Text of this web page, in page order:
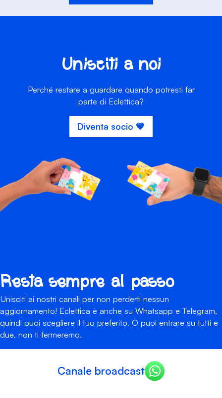
Unisciti a noi
Perché restare a guardare quando potresti far
parte di Eclettica?
Diventa socio 💙
Resta sempre al passo
Unisciti ai nostri canali per non perderti nessun
aggiornamento! Eclettica è anche su Whatsapp e Telegram,
quindi puoi scegliere il tuo preferito. O puoi entrare su tutti e
due, non ti fermeremo.
Canale broadcast